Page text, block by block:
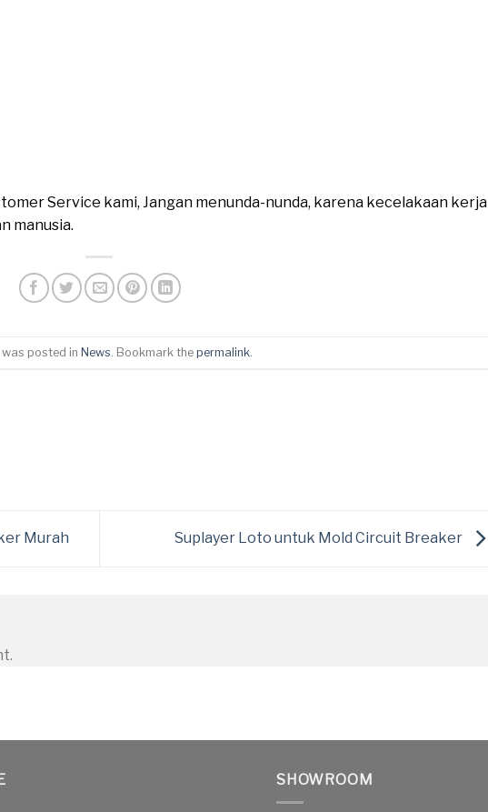
Service kami, Jangan menunda-nunda, karena kecelakaan kerja
manusia.
posted in News . Bookmark the permalink
Murah Suplayer Loto untuk Mold Circuit Breaker
SHOWROOM